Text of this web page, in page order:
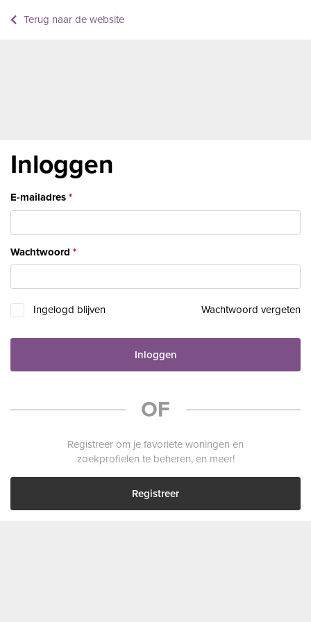
Terug naar de website
Inloggen
E-mailadres
Wachtwoord
Ingelogd blijven Wachtwoord vergeten
Inloggen
OF
Registreer om je favoriete woningen en
zoekprofielen te beheren, en meer!
Registreer